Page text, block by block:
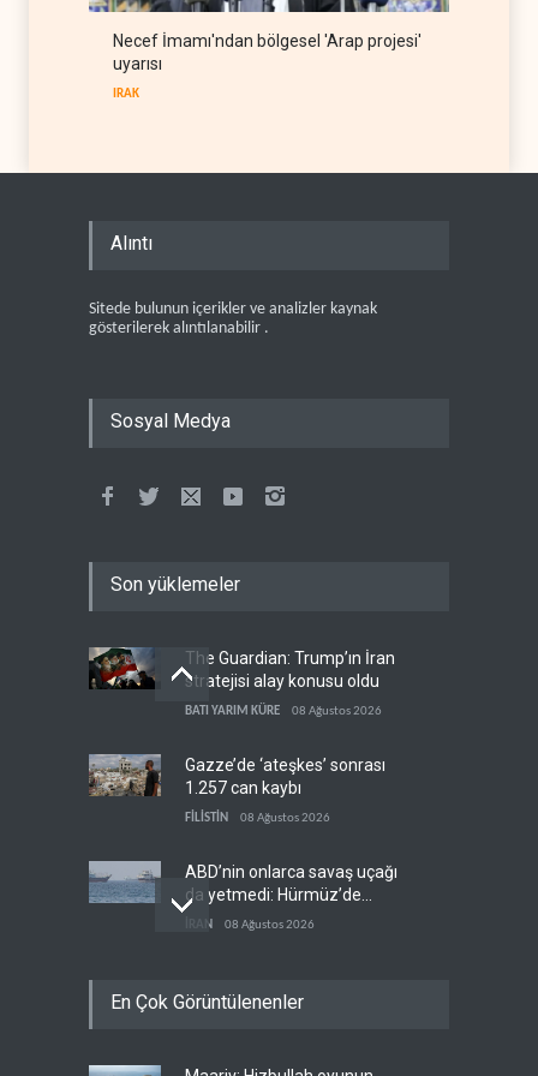
Necef İmamı'ndan bölgesel 'Arap projesi'
uyarısı
IRAK
Alıntı
Sitede bulunun içerikler ve analizler kaynak
gösterilerek alıntılanabilir .
Sosyal Medya
Son yüklemeler
The Guardian: Trump’ın İran
stratejisi alay konusu oldu
BATI YARIM KÜRE 08 Ağustos 2026
Gazze’de ‘ateşkes’ sonrası
1.257 can kaybı
FİLİSTİN 08 Ağustos 2026
ABD’nin onlarca savaş uçağı
da yetmedi: Hürmüz’de
gemi vuruldu
İRAN 08 Ağustos 2026
'Arap projesi' uyarısı
En Çok Görüntülenenler